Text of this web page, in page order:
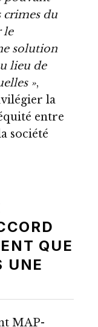
crimes du
le
solution
lieu de
»,
la
entre
société
QUE
UNE
MAP-